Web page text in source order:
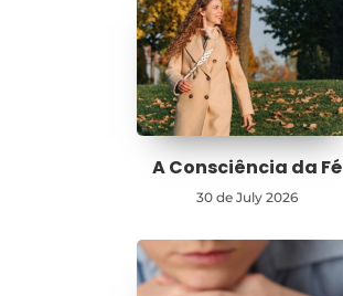
A Consciência da Fé
30 de July 2026